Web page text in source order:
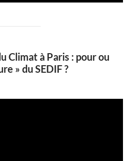
Climat à Paris : pour ou
» du SEDIF ?